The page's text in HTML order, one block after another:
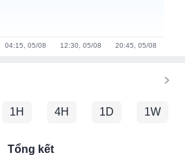
1H 4H 1D 1W
Tổng kết